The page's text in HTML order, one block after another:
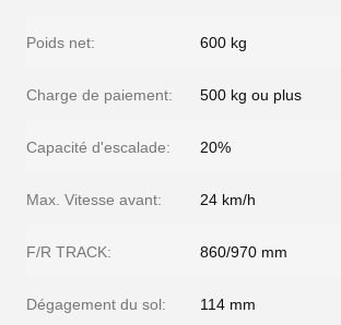
Poids net: 600 kg
Charge de paiement: 500 kg ou plus
Capacité d'escalade: 20%
Max. Vitesse avant: 24 km/h
F/R TRACK: 860/970 mm
Dégagement du sol: 114 mm